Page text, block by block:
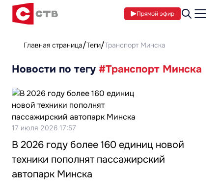
Прямой эфир
Главная страница Теги Транспорт Минска
Новости по тегу #Транспорт Минска
17 июля 2026 17:57
В 2026 году более 160 единиц новой
техники пополнят пассажирский
автопарк Минска